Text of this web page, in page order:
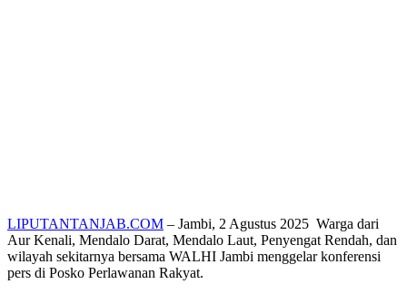
LIPUTANTANJAB.COM – Jambi, 2 Agustus 2025 Warga dari
Aur Kenali, Mendalo Darat, Mendalo Laut, Penyengat Rendah, dan
wilayah sekitarnya bersama WALHI Jambi menggelar konferensi
pers di Posko Perlawanan Rakyat.